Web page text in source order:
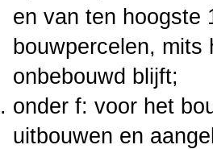
en van ten hoogste
bouwpercelen, mits
onbebouwd blijft;
onder f: voor het
uitbouwen en